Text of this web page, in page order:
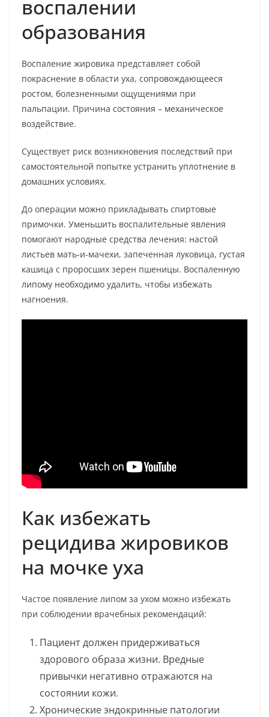
воспалении
образования
Воспаление жировика представляет собой
покраснение в области уха, сопровождающееся
ростом, болезненными ощущениями при
пальпации. Причина состояния – механическое
воздействие.
Существует риск возникновения последствий при
самостоятельной попытке устранить уплотнение в
домашних условиях.
До операции можно прикладывать спиртовые
примочки. Уменьшить воспалительные явления
помогают народные средства лечения: настой
листьев мать-и-мачехи, запеченная луковица, густая
кашица с проросших зерен пшеницы. Воспаленную
липому необходимо удалить, чтобы избежать
нагноения.
Как избежать
рецидива жировиков
на мочке уха
Частое появление липом за ухом можно избежать
при соблюдении врачебных рекомендаций:
Пациент должен придерживаться
здорового образа жизни. Вредные
привычки негативно отражаются на
состоянии кожи.
Хронические эндокринные патологии